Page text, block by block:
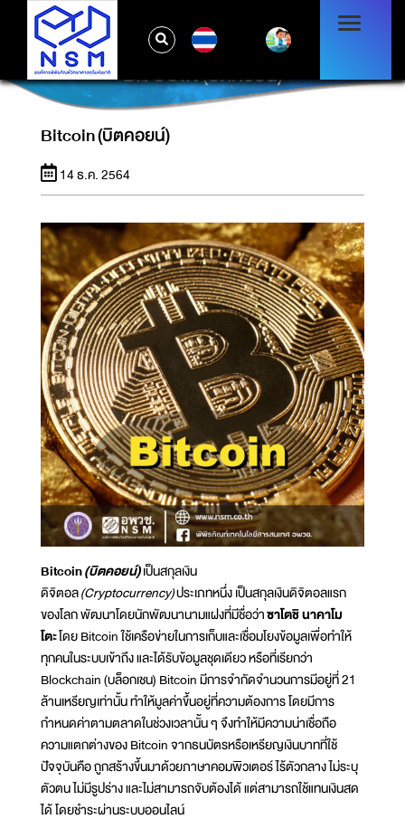
BITCOIN (บิตคอยน์)
Bitcoin (บิตคอยน์)
14 ธ.ค. 2564
Bitcoin(บิตคอยน์)เป็นสกุลเงิน
ดิจิตอล(Cryptocurrency)ประเภทหนึ่ง เป็นสกุลเงินดิจิตอลแรก
ของโลก พัฒนาโดยนักพัฒนานามแฝงที่มีชื่อว่าซาโตชิ นาคาโม
โตะโดย Bitcoin ใช้เครือข่ายในการเก็บและเชื่อมโยงข้อมูลเพื่อทำให้
ทุกคนในระบบเข้าถึง และได้รับข้อมูลชุดเดียว หรือที่เรียกว่า
Blockchain (บล็อกเชน) Bitcoin มีการจำกัดจำนวนการมีอยู่ที่ 21
ล้านเหรียญเท่านั้น ทำให้มูลค่าขึ้นอยู่ที่ความต้องการ โดยมีการ
กำหนดค่าตามตลาดในช่วงเวลานั้น ๆ จึงทำให้มีความน่าเชื่อถือ
ความแตกต่างของ Bitcoin จากธนบัตรหรือเหรียญเงินบาทที่ใช้
ปัจจุบันคือ ถูกสร้างขึ้นมาด้วยภาษาคอมพิวเตอร์ ไร้ตัวกลาง ไม่ระบุ
ตัวตน ไม่มีรูปร่าง และไม่สามารถจับต้องได้ แต่สามารถใช้แทนเงินสด
ได้ โดยชำระผ่านระบบออนไลน์